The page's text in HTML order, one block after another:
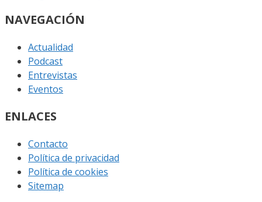
NAVEGACIÓN
Actualidad
Podcast
Entrevistas
Eventos
ENLACES
Contacto
Política de privacidad
Política de cookies
Sitemap